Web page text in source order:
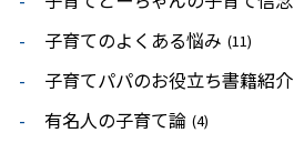
子育てのよくある悩み (11)
子育てパパのお役立ち書籍紹介
有名人の子育て論 (4)